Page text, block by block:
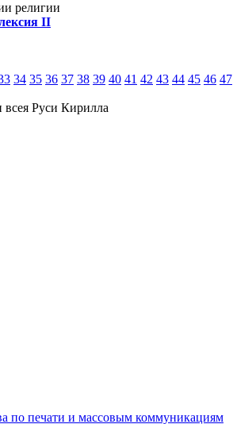
религии
II
34 35 36 37 38 39 40 41 42 43 44 45 46 47
Руси Кирилла
по печати и массовым коммуникациям